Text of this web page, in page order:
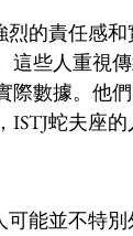
烈的責任感
這些人重視
際數據。他
ISTJ蛇夫座
可能並不特